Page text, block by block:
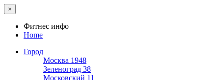
×
Фитнес инфо
Home
Город
Москва 1948
Зеленоград 38
Московский 11